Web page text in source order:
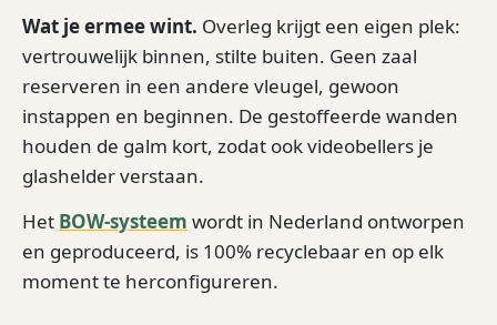
Wat je ermee wint. Overleg krijgt een eigen plek:
vertrouwelijk binnen, stilte buiten. Geen zaal
reserveren in een andere vleugel, gewoon
instappen en beginnen. De gestoffeerde wanden
houden de galm kort, zodat ook videobellers je
glashelder verstaan.
Het BOW-systeem wordt in Nederland ontworpen
en geproduceerd, is 100% recyclebaar en op elk
moment te herconfigureren.